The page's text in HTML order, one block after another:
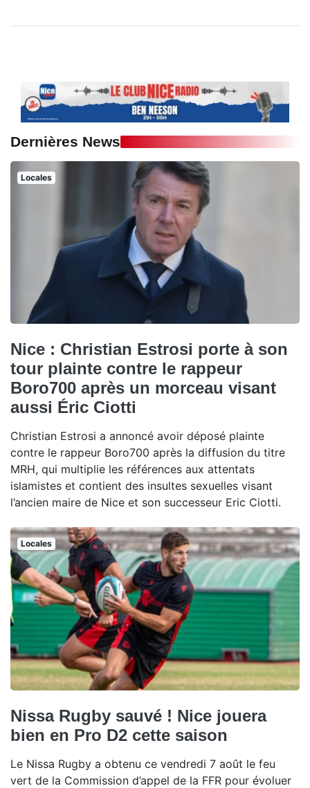
Dernières News
Locales
Nice : Christian Estrosi porte à son
tour plainte contre le rappeur
Boro700 après un morceau visant
aussi Éric Ciotti
Christian Estrosi a annoncé avoir déposé plainte
contre le rappeur Boro700 après la diffusion du titre
MRH, qui multiplie les références aux attentats
islamistes et contient des insultes sexuelles visant
l’ancien maire de Nice et son successeur Eric Ciotti.
Locales
Nissa Rugby sauvé ! Nice jouera
bien en Pro D2 cette saison
Le Nissa Rugby a obtenu ce vendredi 7 août le feu
vert de la Commission d’appel de la FFR pour évoluer